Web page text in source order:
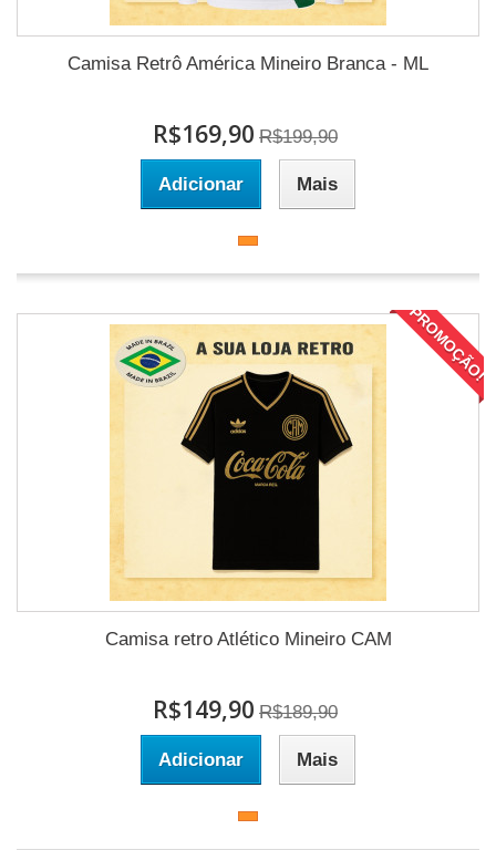
Camisa Retrô América Mineiro Branca - ML
R$169,90 R$199,90
Adicionar Mais
PROMOÇÃO!
Camisa retro Atlético Mineiro CAM
R$149,90 R$189,90
Adicionar Mais